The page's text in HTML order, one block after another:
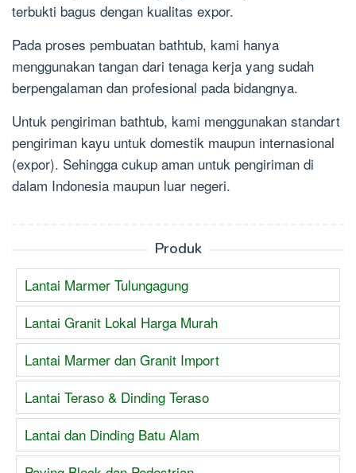
terbukti bagus dengan kualitas expor.
Pada proses pembuatan bathtub, kami hanya
menggunakan tangan dari tenaga kerja yang sudah
berpengalaman dan profesional pada bidangnya.
Untuk pengiriman bathtub, kami menggunakan standart
pengiriman kayu untuk domestik maupun internasional
(expor). Sehingga cukup aman untuk pengiriman di
dalam Indonesia maupun luar negeri.
Produk
Lantai Marmer Tulungagung
Lantai Granit Lokal Harga Murah
Lantai Marmer dan Granit Import
Lantai Teraso & Dinding Teraso
Lantai dan Dinding Batu Alam